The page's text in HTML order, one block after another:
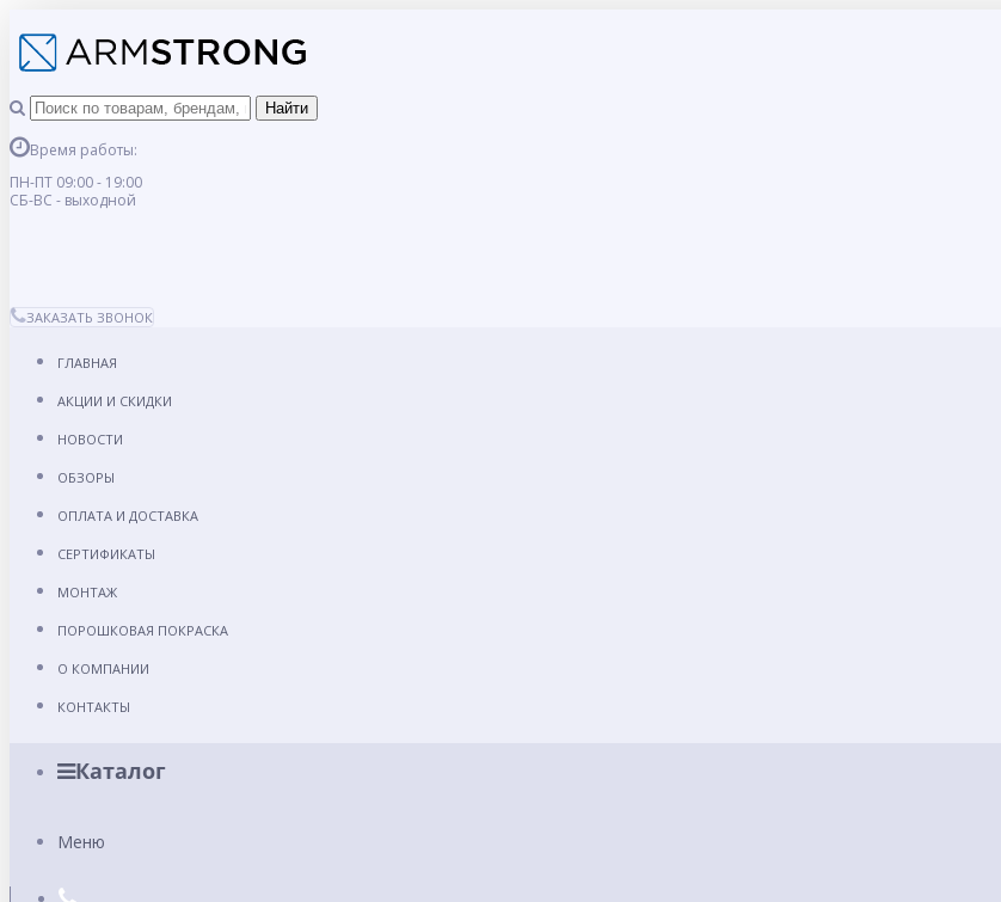
Время работы:
ПН-ПТ 09:00 - 19:00
СБ-ВС - выходной
ЗАКАЗАТЬ ЗВОНОК
ГЛАВНАЯ
АКЦИИ И СКИДКИ
НОВОСТИ
ОБЗОРЫ
ОПЛАТА И ДОСТАВКА
СЕРТИФИКАТЫ
МОНТАЖ
ПОРОШКОВАЯ ПОКРАСКА
О КОМПАНИИ
КОНТАКТЫ
Каталог
Меню